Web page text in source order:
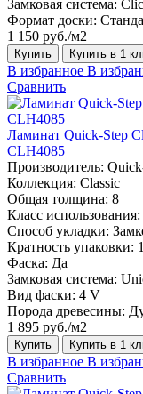
Замковая система:
Формат доски:
1 150 руб./м2
Купить Купить в 1
В избранное В
Сравнить
Ламинат Quick-Step
CLH4085
Производитель:
Коллекция: Classic
Общая толщина: 8
Класс использования:
Способ укладки:
Кратность упаковки:
Фаска: Да
Замковая система:
Вид фаски: 4 V
Порода древесины:
1 895 руб./м2
Купить Купить в 1
В избранное В
Сравнить